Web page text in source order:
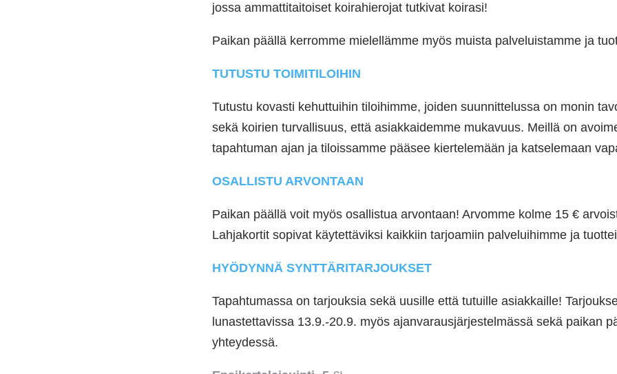
jossa ammattitaitoiset koirahierojat tutkivat koirasi!
Paikan päällä kerromme mielellämme myös muista palveluistamme ja
TUTUSTU TOIMITILOIHIN
Tutustu kovasti kehuttuihin tiloihimme, joiden suunnittelussa on monin
sekä koirien turvallisuus, että asiakkaidemme mukavuus. Meillä on
tapahtuman ajan ja tiloissamme pääsee kiertelemään ja katselemaan
OSALLISTU ARVONTAAN
Paikan päällä voit myös osallistua arvontaan! Arvomme kolme 15 €
Lahjakortit sopivat käytettäviksi kaikkiin tarjoamiin palveluihimme ja
HYÖDYNNÄ SYNTTÄRITARJOUKSET
Tapahtumassa on tarjouksia sekä uusille että tutuille asiakkaille!
lunastettavissa 13.9.-20.9. myös ajanvarausjärjestelmässä sekä paikan
yhteydessä.